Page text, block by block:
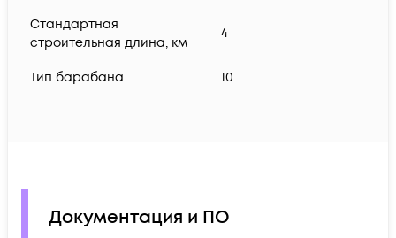
Стандартная
строительная длина, км
4
Тип барабана 10
Документация и ПО